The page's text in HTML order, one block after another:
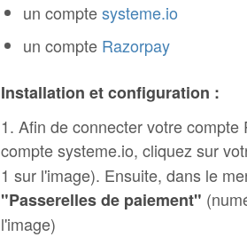
un comptesysteme.io
un compte Razorpay
Installation et configuration :
1. Afin de connecter votre
compte systeme.io, cliquez sur
1 sur l'image). Ensuite, dans le
"Passerelles de paiement"
l'image)